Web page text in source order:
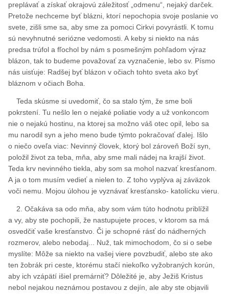
preplávať a získať okrajovú záležitosť „odmenu“, nejaký darček.
Pretože nechceme byť blázni, ktorí nepochopia svoje poslanie vo
svete, zišli sme sa, aby sme za pomoci Cirkvi povyrástli. K tomu
sú nevyhnutné seriózne vedomosti. A keby si niekto na nás
predsa trúfol a fľochol by nám s posmešným pohľadom výraz
blázon, tak to budeme považovať za vyznačenie, lebo sv. Písmo
nás uisťuje: Radšej byť blázon v očiach tohto sveta ako byť
bláznom v očiach Boha.
Teda skúsme si uvedomiť, čo sa stalo tým, že sme boli
pokrstení. Tu nešlo len o nejaké poliatie vody a už vonkoncom
nie o nejakú hostinu, na ktorej sa možno váš otec opil, lebo sa
mu narodil syn a jeho meno bude týmto pokračovať ďalej. Išlo
o niečo oveľa viac: Nevinný človek, ktorý bol zároveň Boží syn,
položil život za teba, mňa, aby sme mali nádej na krajší život.
Teda krv nevinného tiekla, aby som sa mohol nazvať kresťanom.
A ja o tom musím vedieť a nielen to. Z toho vyplýva aj záväzok
voči nemu. Mojou úlohou je vyznávať kresťansko- katolícku vieru.
2. Očakáva sa odo mňa, aby som vám túto hodnotu priblížil
a vy, aby ste pochopili, že nastupujete proces, v ktorom sa má
osvedčiť vaše kresťanstvo. Či je schopné rásť do nádherných
rozmerov, alebo nebodaj... Nuž, tak mimochodom, čo si o sebe
myslíte: Môže sa niekto na vašej viere povzbudiť, alebo ste ako
ten žobrák pri ceste, ktorému stačí niekoľko vyžobraných korún,
aby ich vzápätí išiel premárniť? Dôležité je, aby Ježiš Kristus
nebol nejakou neznámou postavou z dejín, ale aby ste objavili